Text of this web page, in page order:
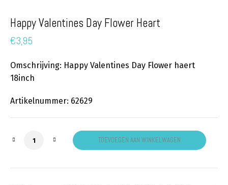
Happy Valentines Day Flower Heart
€3,95
Omschrijving: Happy Valentines Day Flower haert
18inch
Artikelnummer: 62629
Happy Valentines Day Flower Heart aantal
TOEVOEGEN AAN WINKELWAGEN